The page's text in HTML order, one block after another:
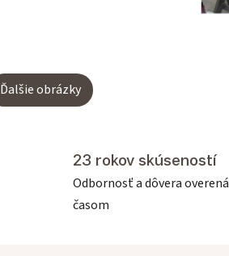
Ďalšie obrázky
23 rokov skúseností
Odbornosť a dôvera overená
časom